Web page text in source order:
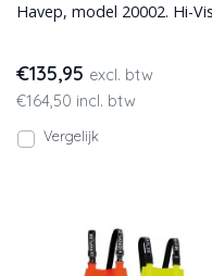
Havep, model 20002. Hi-
€135,95 excl. btw
€164,50 incl. btw
Vergelijk